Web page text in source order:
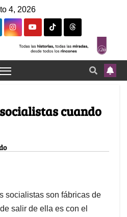
4, 2026
cuando
socialistas son fábricas de
salir de ella es con el